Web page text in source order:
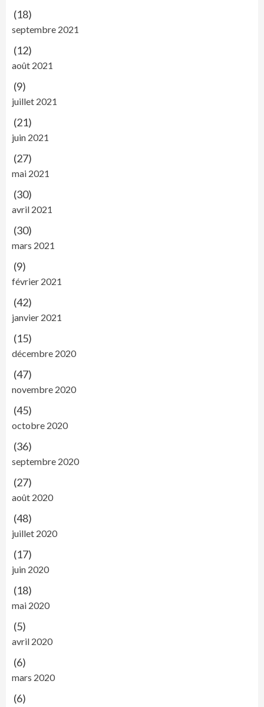
(18)
septembre 2021
(12)
août 2021
(9)
juillet 2021
(21)
juin 2021
(27)
mai 2021
(30)
avril 2021
(30)
mars 2021
(9)
février 2021
(42)
janvier 2021
(15)
décembre 2020
(47)
novembre 2020
(45)
octobre 2020
(36)
septembre 2020
(27)
août 2020
(48)
juillet 2020
(17)
juin 2020
(18)
mai 2020
(5)
avril 2020
(6)
mars 2020
(6)